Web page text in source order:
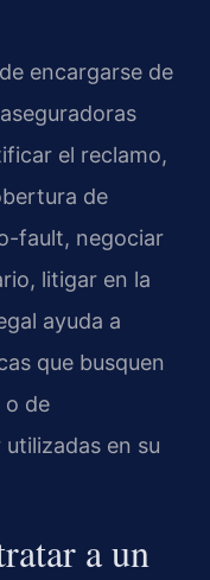
encargarse de
el reclamo,
de
fault, negociar
litigar en la
ayuda a
que busquen
o de
en su
a un